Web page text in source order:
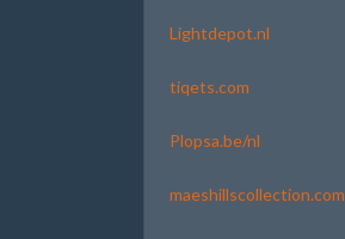
Lightdepot.nl
tiqets.com
Plopsa.be/nl
maeshillscollection.com